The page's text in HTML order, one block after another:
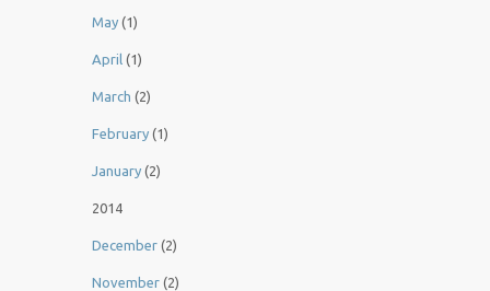
May (1)
April (1)
March (2)
February (1)
January (2)
2014
December (2)
November (2)